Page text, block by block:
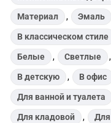
Материал , Эмаль
В классическом стиле
Белые , Светлые ,
В детскую , В офис
Для ванной и туалета
Для кладовой , Для